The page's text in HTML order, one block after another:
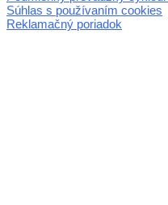
Súhlas s používaním cookies
Reklamačný poriadok